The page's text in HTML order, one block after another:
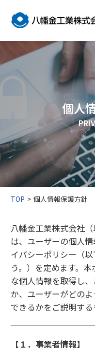
個人
TOP 個人情報保護方針
八幡金工業株式会社（
は、ユーザーの個人
イバシーポリシー（
う。）を定めます。
な個人情報を取得し
か、ユーザーがどの
できるかをご説明する
【１．事業者情報】